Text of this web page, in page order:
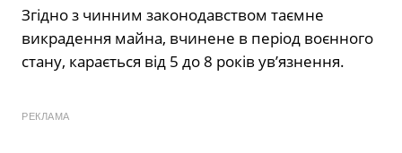
Згідно з чинним законодавством таємне
викрадення майна, вчинене в період воєнного
стану, карається від 5 до 8 років ув’язнення.
РЕКЛАМА